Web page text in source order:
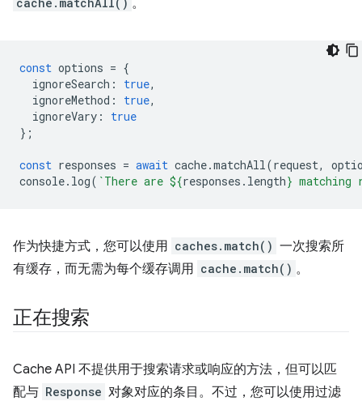
。
const options = {
ignoreSearch : true,
ignoreMethod : true,
ignoreVary :
true
};
const responses = await cache.matchAll(request,
console. log( `There are ${responses . length} matching
作为快捷方式，您可以使用 caches.match() 一次搜索所
有缓存，而无需为每个缓存调用 cache.match() 。
正在搜索
Cache API 不提供用于搜索请求或响应的方法，但可以匹
配与 Response 对象对应的条目。不过，您可以使用过滤